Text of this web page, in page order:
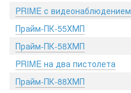
PRIME с видеонаблюдением
Прайм-ПК-55ХМП
Прайм-ПК-58ХМП
PRIME на два пистолета
Прайм-ПК-88ХМП